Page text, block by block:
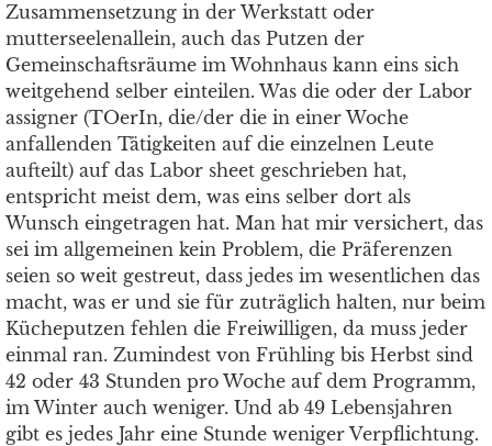
Zusammensetzung in der Werkstatt oder
mutterseelenallein, auch das Putzen der
Gemeinschaftsräume im Wohnhaus kann eins sich
weitgehend selber einteilen. Was die oder der Labor
assigner (TOerIn, die/der die in einer Woche
anfallenden Tätigkeiten auf die einzelnen Leute
aufteilt) auf das Labor sheet geschrieben hat,
entspricht meist dem, was eins selber dort als
Wunsch eingetragen hat. Man hat mir versichert, das
sei im allgemeinen kein Problem, die Präferenzen
seien so weit gestreut, dass jedes im wesentlichen das
macht, was er und sie für zuträglich halten, nur beim
Kücheputzen fehlen die Freiwilligen, da muss jeder
einmal ran. Zumindest von Frühling bis Herbst sind
42 oder 43 Stunden pro Woche auf dem Programm,
im Winter auch weniger. Und ab 49 Lebensjahren
gibt es jedes Jahr eine Stunde weniger Verpflichtung.